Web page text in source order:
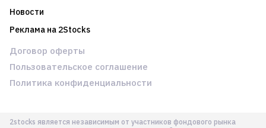
Новости
Реклама на 2Stocks
2stocks является независимым от участников фондового рынка
Договор оферты
Пользовательское соглашение
Политика конфиденциальности